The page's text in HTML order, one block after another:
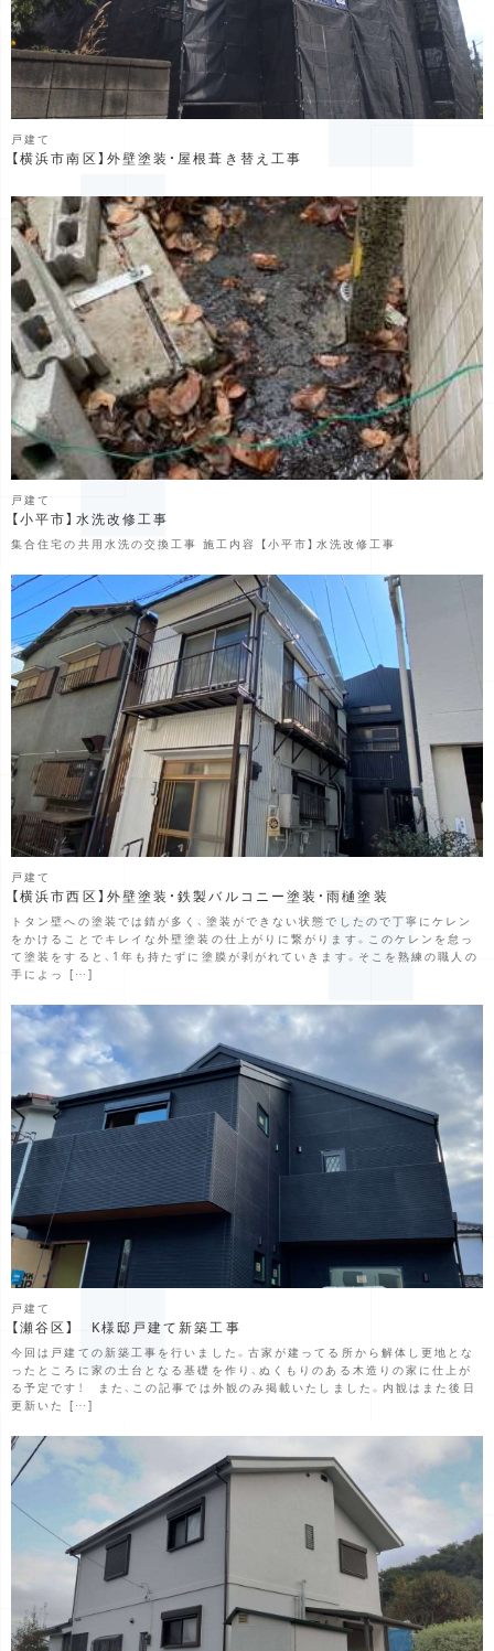
戸建て
【横浜市南区】外壁塗装・屋根葺き替え工事
戸建て
【小平市】水洗改修工事
集合住宅の共用水洗の交換工事 施工内容 【小平市】水洗改修工事
戸建て
【横浜市西区】外壁塗装・鉄製バルコニー塗装・雨樋塗装
トタン壁への塗装では錆が多く、塗装ができない状態でしたので丁寧にケレン
をかけることでキレイな外壁塗装の仕上がりに繋がります。このケレンを怠っ
て塗装をすると、1年も持たずに塗膜が剥がれていきます。そこを熟練の職人の
手によっ […]
戸建て
【瀬谷区】 K様邸戸建て新築工事
今回は戸建ての新築工事を行いました。古家が建ってる所から解体し更地とな
ったところに家の土台となる基礎を作り、ぬくもりのある木造りの家に仕上が
る予定です！ また、この記事では外観のみ掲載いたしました。内観はまた後日
更新いた […]